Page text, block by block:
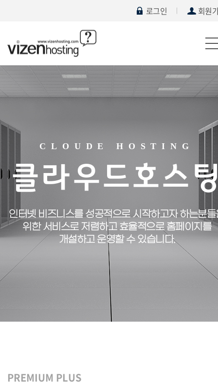
로그인 회원
CLOUDE HOSTING
클라우드호스
인터넷 비즈니스를 성공적으로 시작하고자 하는분들
위한 서비스로저렴하고 효율적으로 홈페이지를
개설하고 운영할 수 있습니다.
PREMIUM PLUS